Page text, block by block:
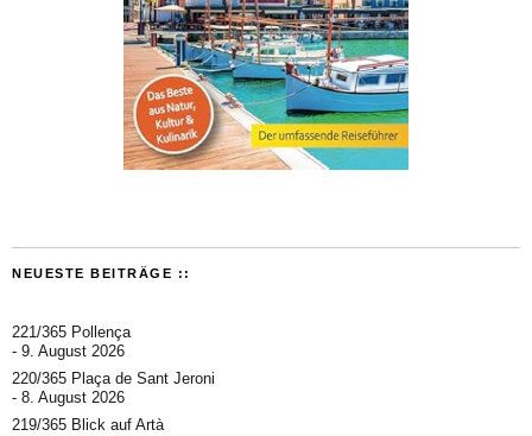
NEUESTE BEITRÄGE ::
221/365 Pollença
9. August 2026
220/365 Plaça de Sant Jeroni
8. August 2026
219/365 Blick auf Artà